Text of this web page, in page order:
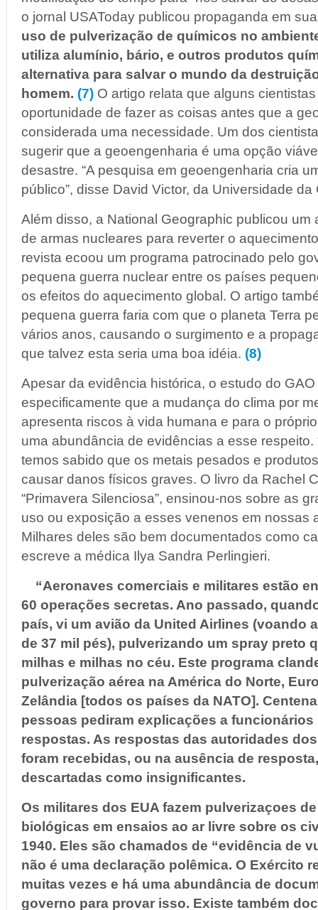
o jornal USAToday publicou propaganda em
uso de pulverização de químicos no
utiliza alumínio, bário, e outros produtos
alternativa para salvar o mundo da
homem. (7) O artigo relata que alguns
oportunidade de fazer as coisas antes que a
considerada uma necessidade. Um dos
sugerir que a geoengenharia é uma opção
desastre. “A pesquisa em geoengenharia cria
público”, disse David Victor, da Universidade
Além disso, a National Geographic publicou um
de armas nucleares para reverter o
revista ecoou um programa patrocinado pelo
pequena guerra nuclear entre os países
os efeitos do aquecimento global. O artigo
pequena guerra faria com que o planeta Terra
vários anos, causando o surgimento e a
que talvez esta seria uma boa idéia. (8)
Apesar da evidência histórica, o estudo do
especificamente que a mudança do clima por
apresenta riscos à vida humana e para o
uma abundância de evidências a esse respeito.
temos sabido que os metais pesados e
causar danos físicos graves. O livro da Rachel
“Primavera Silenciosa”, ensinou-nos sobre as
uso ou exposição a esses venenos em nossas
Milhares deles são bem documentados como
escreve a médica Ilya Sandra Perlingieri.
“Aeronaves comerciais e militares estão
60 operações secretas. Ano passado,
país, vi um avião da United Airlines (voando
de 37 mil pés), pulverizando um spray preto
milhas e milhas no céu. Este programa
pulverização aérea na América do Norte,
Zelândia [todos os países da NATO].
pessoas pediram explicações a
respostas. As respostas das autoridades
foram recebidas, ou na ausência de
descartadas como insignificantes.
Os militares dos EUA fazem pulverizaçoes
biológicas em ensaios ao ar livre sobre os
1940. Eles são chamados de “evidência de
não é uma declaração polêmica. O Exército
muitas vezes e há uma abundância de
governo para provar isso. Existe também